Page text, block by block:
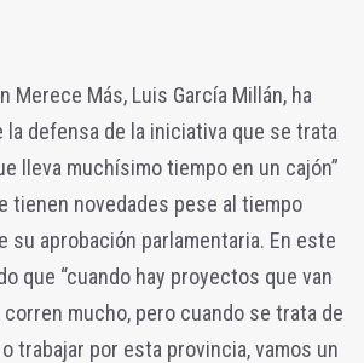
Merece Más, Luis García Millán, ha
la defensa de la iniciativa que se trata
lleva muchísimo tiempo en un cajón”
tienen novedades pese al tiempo
su aprobación parlamentaria. En este
que “cuando hay proyectos que van
mucho, pero cuando se trata de
trabajar por esta provincia, vamos un